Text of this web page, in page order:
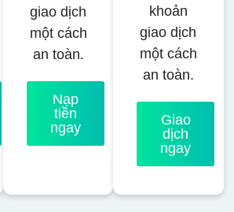
giao dịch
một cách
an toàn.
Nạp
tiền
ngay
khoản
giao dịch
một cách
an toàn.
Giao
dịch
ngay